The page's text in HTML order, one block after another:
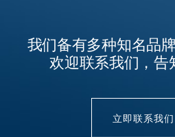
我们备有多种知名品
欢迎联系我们，告
立即联系我们